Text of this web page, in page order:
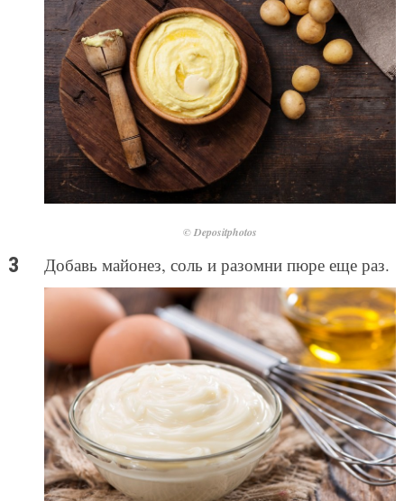
© Depositphotos
Добавь майонез, соль и разомни пюре еще раз.